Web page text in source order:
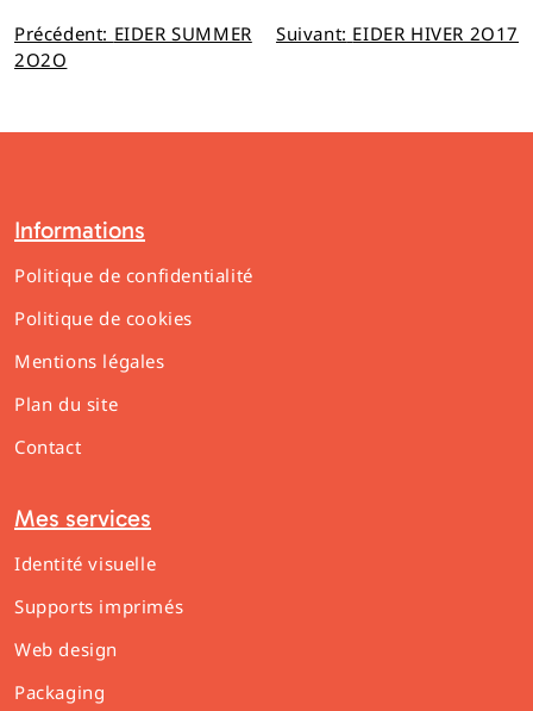
Navigation
de
Précédent: EIDER SUMMER
2O2O
Suivant: EIDER HIVER 2O17
Informations
Politique de confidentialité
Politique de cookies
Mentions légales
Plan du site
Contact
Mes services
Identité visuelle
Supports imprimés
Web design
Packaging